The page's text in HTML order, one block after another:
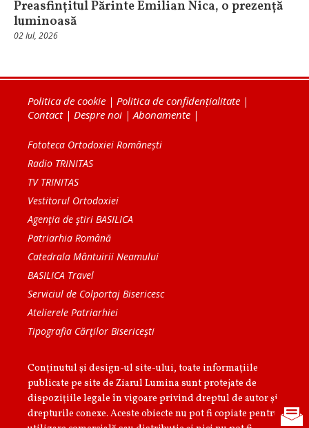
Preasfințitul Părinte Emilian Nica, o prezență
luminoasă
02 Iul, 2026
Politica de cookie | Politica de confidențialitate |
Contact| Despre noi |Abonamente |
Fototeca Ortodoxiei Românești
Radio TRINITAS
TV TRINITAS
Vestitorul Ortodoxiei
Agenţia de ştiri BASILICA
Patriarhia Română
Catedrala Mântuirii Neamului
BASILICA Travel
Serviciul de Colportaj Bisericesc
Atelierele Patriarhiei
Tipografia Cărţilor Bisericeşti
Conținutul și design-ul site-ului, toate informaţiile
publicate pe site de Ziarul Lumina sunt protejate de
dispoziţiile legale în vigoare privind dreptul de autor şi
drepturile conexe. Aceste obiecte nu pot fi copiate pentru